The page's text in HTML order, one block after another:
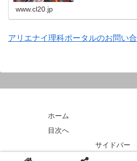
www.cl20.jp
アリエナイ理科ポータルのお問い
ホーム
目次へ
サイドバー